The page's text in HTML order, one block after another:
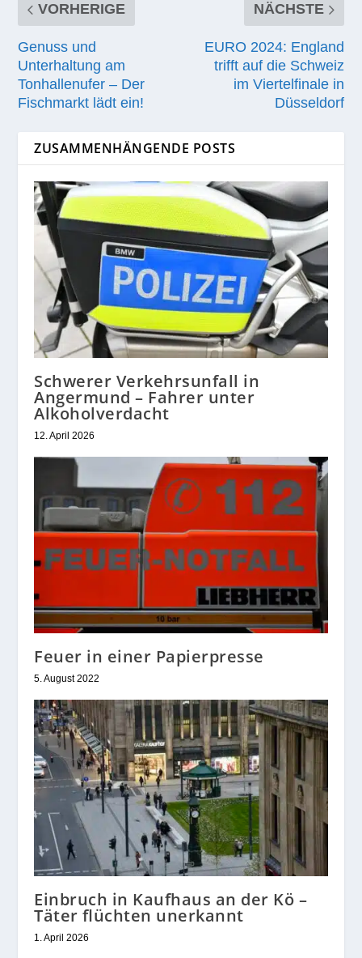
VORHERIGE
Genuss und
Unterhaltung am
Tonhallenufer – Der
Fischmarkt lädt ein!
NÄCHSTE
EURO 2024: England
trifft auf die Schweiz
im Viertelfinale in
Düsseldorf
ZUSAMMENHÄNGENDE POSTS
Schwerer Verkehrsunfall in
Angermund – Fahrer unter
Alkoholverdacht
12. April 2026
Feuer in einer Papierpresse
5. August 2022
Einbruch in Kaufhaus an der Kö –
Täter flüchten unerkannt
1. April 2026